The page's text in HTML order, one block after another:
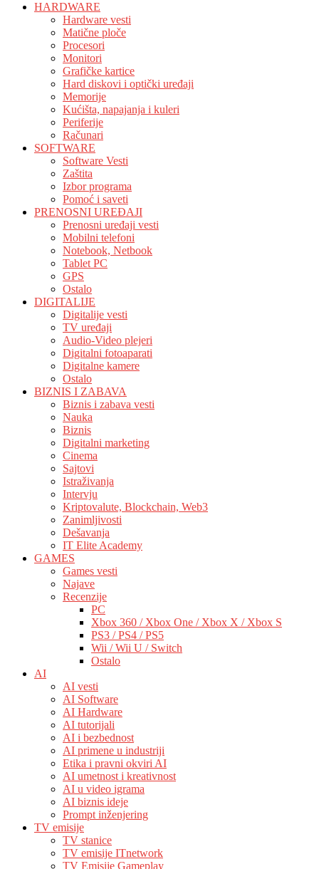
HARDWARE
Hardware vesti
Matične ploče
Procesori
Monitori
Grafičke kartice
Hard diskovi i optički uređaji
Memorije
Kućišta, napajanja i kuleri
Periferije
Računari
SOFTWARE
Software Vesti
Zaštita
Izbor programa
Pomoć i saveti
PRENOSNI UREĐAJI
Prenosni uređaji vesti
Mobilni telefoni
Notebook, Netbook
Tablet PC
GPS
Ostalo
DIGITALIJE
Digitalije vesti
TV uređaji
Audio-Video plejeri
Digitalni fotoaparati
Digitalne kamere
Ostalo
BIZNIS I ZABAVA
Biznis i zabava vesti
Nauka
Biznis
Digitalni marketing
Cinema
Sajtovi
Istraživanja
Intervju
Kriptovalute, Blockchain, Web3
Zanimljivosti
Dešavanja
IT Elite Academy
GAMES
Games vesti
Najave
Recenzije
PC
Xbox 360 / Xbox One / Xbox X / Xbox S
PS3 / PS4 / PS5
Wii / Wii U / Switch
Ostalo
AI
AI vesti
AI Software
AI Hardware
AI tutorijali
AI i bezbednost
AI primene u industriji
Etika i pravni okviri AI
AI umetnost i kreativnost
AI u video igrama
AI biznis ideje
Prompt inženjering
TV emisije
TV stanice
TV emisije ITnetwork
TV Emisije Gameplay